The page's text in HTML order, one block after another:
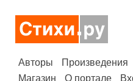
Авторы Произведения
Магазин
О портале